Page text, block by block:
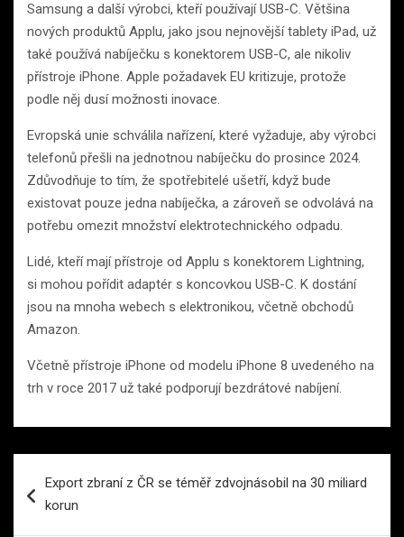
Samsung a další výrobci, kteří používají USB-C. Většina
nových produktů Applu, jako jsou nejnovější tablety iPad, už
také používá nabíječku s konektorem USB-C, ale nikoliv
přístroje iPhone. Apple požadavek EU kritizuje, protože
podle něj dusí možnosti inovace.
Evropská unie schválila nařízení, které vyžaduje, aby výrobci
telefonů přešli na jednotnou nabíječku do prosince 2024.
Zdůvodňuje to tím, že spotřebitelé ušetří, když bude
existovat pouze jedna nabíječka, a zároveň se odvolává na
potřebu omezit množství elektrotechnického odpadu.
Lidé, kteří mají přístroje od Applu s konektorem Lightning,
si mohou pořídit adaptér s koncovkou USB-C. K dostání
jsou na mnoha webech s elektronikou, včetně obchodů
Amazon.
Včetně přístroje iPhone od modelu iPhone 8 uvedeného na
trh v roce 2017 už také podporují bezdrátové nabíjení.
proExport zbraní z ČR se téměř zdvojnásobil na 30 miliard
korun